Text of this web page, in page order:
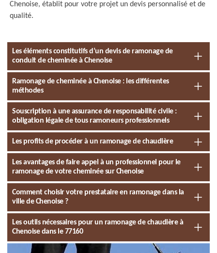
Chenoise, établit pour votre projet un devis personnalisé et de
qualité.
Les éléments constitutifs d’un devis de ramonage de
conduit de cheminée à Chenoise
Ramonage de cheminée à Chenoise : les différentes
méthodes
Souscription à une assurance de responsabilité civile :
obligation légale de tous ramoneurs professionnels
Les profits de procéder à un ramonage de chaudière
Les avantages de faire appel à un professionnel pour le
ramonage de votre cheminée sur Chenoise
Comment choisir votre prestataire en ramonage dans la
ville de Chenoise ?
Les outils nécessaires pour un ramonage de chaudière à
Chenoise dans le 77160